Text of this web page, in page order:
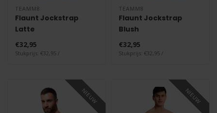
TEAMM8
Flaunt Jockstrap
Latte
€32,95
Stukprijs: €32,95 /
TEAMM8
Flaunt Jockstrap
Blush
€32,95
Stukprijs: €32,95 /
NIEUW NIEUW